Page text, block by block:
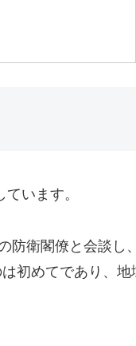
います。
衛閣僚と会談
初めてであり、